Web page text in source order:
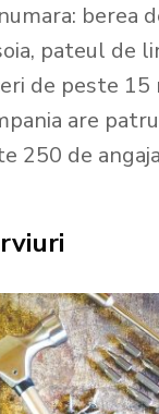
berea
pateul de
de peste 15
are
250 de